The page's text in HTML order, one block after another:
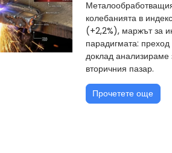
колебанията в
(+2,2%), маржът за
парадигмата: преход
доклад анализираме
вторичния пазар.
Прочетете още